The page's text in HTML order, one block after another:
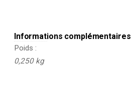
Informations complémentaires
Poids
0,250 kg